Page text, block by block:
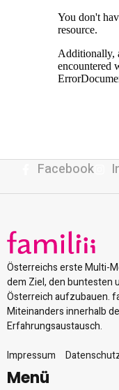
Facebook
Österreichs erste Multi-
dem Ziel, den buntesten
Österreich aufzubauen.
Miteinanders innerhalb
Erfahrungsaustausch.
Impressum
Menü